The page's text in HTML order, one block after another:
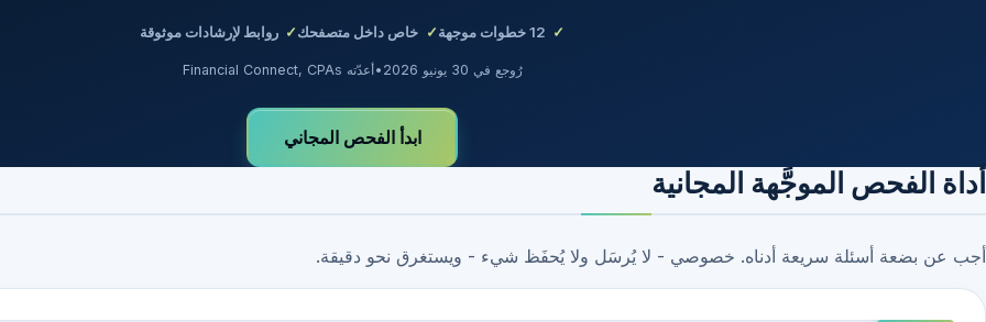
12 خطوات موجهة خاص داخل متصفحك روابط لإرشادات موثوقة
رُوجع في 30 يونيو 2026 •أعدّته Financial Connect, CPAs
ابدأ الفحص المجاني
أداة الفحص الموجَّهة المجانية
أجب عن بضعة أسئلة سريعة أدناه. خصوصي - لا يُرسَل ولا يُحفَظ شيء - ويستغرق نحو دقيقة.